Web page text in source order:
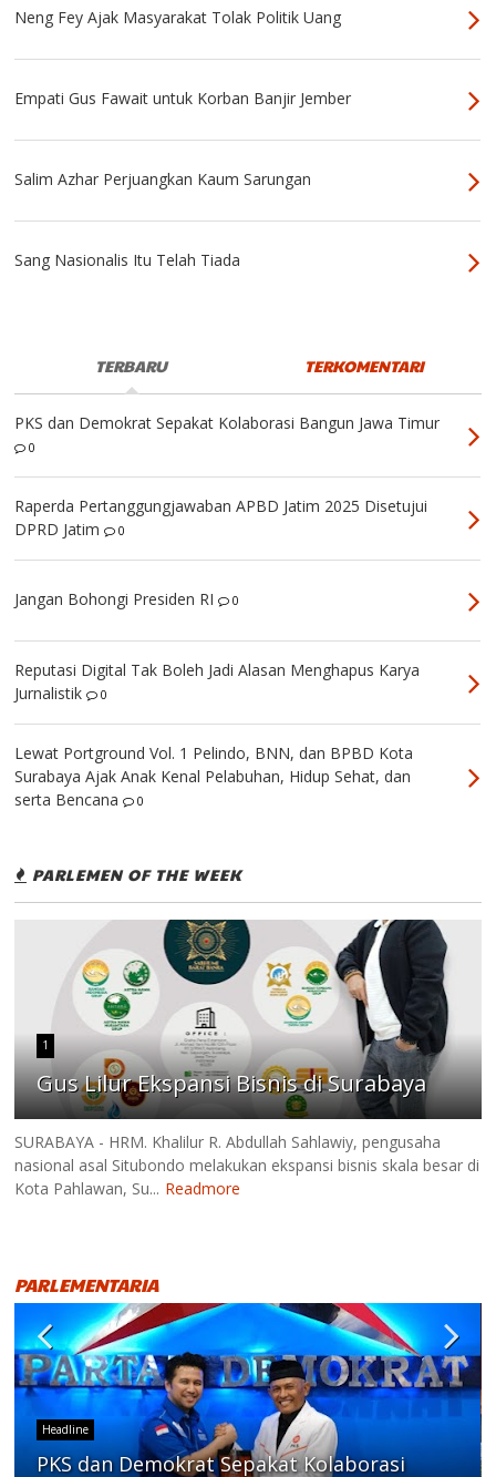
Neng Fey Ajak Masyarakat Tolak Politik Uang
Empati Gus Fawait untuk Korban Banjir Jember
Salim Azhar Perjuangkan Kaum Sarungan
Sang Nasionalis Itu Telah Tiada
TERBARU TERKOMENTARI
PKS dan Demokrat Sepakat Kolaborasi Bangun Jawa Timur
0
Raperda Pertanggungjawaban APBD Jatim 2025 Disetujui
DPRD Jatim
0
Jangan Bohongi Presiden RI 0
Reputasi Digital Tak Boleh Jadi Alasan Menghapus Karya
Jurnalistik
0
Lewat Portground Vol. 1 Pelindo, BNN, dan BPBD Kota
Surabaya Ajak Anak Kenal Pelabuhan, Hidup Sehat, dan
serta Bencana
0
PARLEMEN OF THE WEEK
1
Gus Lilur Ekspansi Bisnis di Surabaya
SURABAYA - HRM. Khalilur R. Abdullah Sahlawiy, pengusaha
nasional asal Situbondo melakukan ekspansi bisnis skala besar di
Kota Pahlawan, Su... Readmore
PARLEMENTARIA
Headline
PKS dan Demokrat Sepakat Kolaborasi